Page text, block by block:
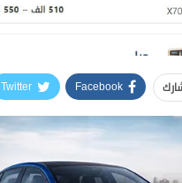
Facebook
Twitter